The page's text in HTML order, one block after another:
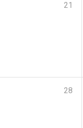
21
28